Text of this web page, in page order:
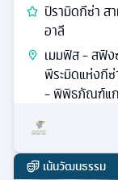
ปิรามิดกีซ่า ส
อาลี
เมมฟิส - สฟิง
พีระมิดแห่งกี
- พิพิธภัณฑ์แ
เน้นวัฒนธรรม